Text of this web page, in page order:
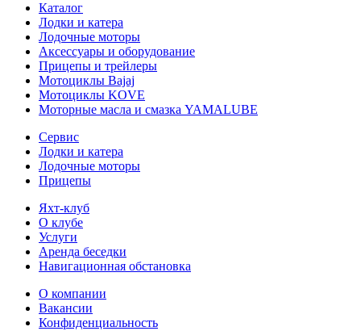
Каталог
Лодки и катера
Лодочные моторы
Аксессуары и оборудование
Прицепы и трейлеры
Мотоциклы Bajaj
Мотоциклы KOVE
Моторные масла и смазка YAMALUBE
Сервис
Лодки и катера
Лодочные моторы
Прицепы
Яхт-клуб
О клубе
Услуги
Аренда беседки
Навигационная обстановка
О компании
Вакансии
Конфиденциальность